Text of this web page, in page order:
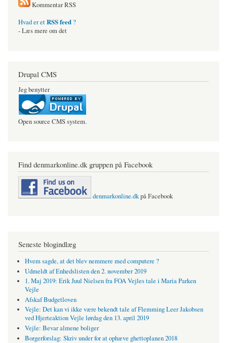
Kommentar RSS
Hvad er etRSS feed ?
- Læs mere om det
Drupal CMS
Jeg benytter
Open source CMS system.
Find denmarkonline.dk gruppen på Facebook
denmarkonline.dkpå Facebook
Seneste blogindlæg
Hvem sagde, at det blev nemmere med computere ?
Udmeldt af Enhedslisten den 2. november 2019
1. Maj 2019: Erik Juul Nielsen fra FOA Vejles tale i Maria Parken
Vejle
Afskaf Budgetloven
Vejle: Det kan vi ikke være bekendt tale af Flemming Leer Jakobsen
ved Hjerteaktion Vejle lørdag den 13. april 2019
Vejle: Bevar almene boliger
Borgerforslag: Skriv under for at ophæve ghettoplanen 2018